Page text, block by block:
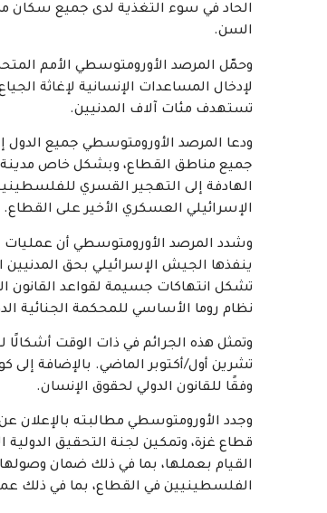
الحاد في سوء التغذية لدى جميع سكان
السن.
وحمّل المرصد الأورومتوسطي الأمم
لإدخال المساعدات الإنسانية لإغاثة
تستهدف مئات آلاف المدنيين.
ودعا المرصد الأورومتوسطي جميع الدول
جميع مناطق القطاع، وبشكل خاص مدينة
الهادفة إلى التهجير القسري
الإسرائيلي العسكري الأخير على القطاع.
وشدد المرصد الأورومتوسطي أن عمليات
ينفذها الجيش الإسرائيلي بحق
تشكل انتهاكات جسيمة لقواعد القانون
نظام روما الأساسي للمحكمة الجنائية
وتمثل هذه الجرائم في ذات الوقت أشكالًا
تشرين أول/أكتوبر الماضي. بالإضافة
وفقًا للقانون الدولي لحقوق الإنسان.
وجدد الأورومتوسطي مطالبته
القيام بعملها، بما في ذلك ضمان وصولها
الفلسطينيين في القطاع، بما في ذلك